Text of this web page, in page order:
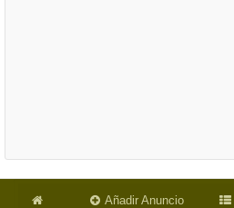
Añadir Anuncio